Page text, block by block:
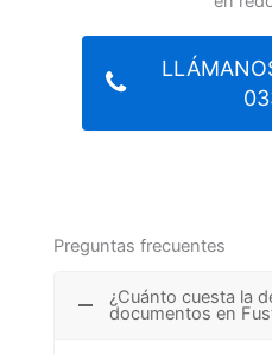
Preguntas frecuentes
¿Cuánto cuesta la
documentos en